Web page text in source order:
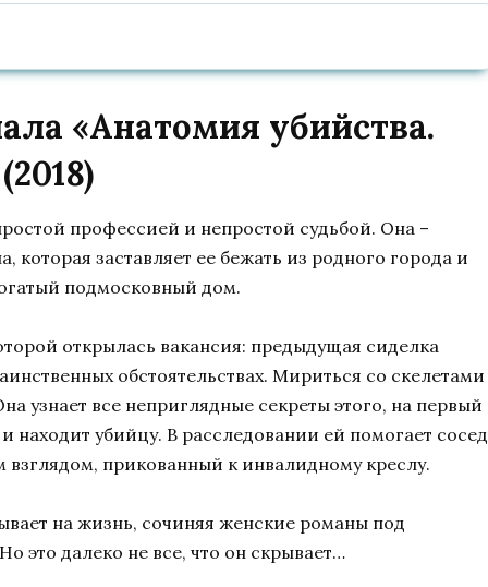
«Анатомия убийства.
профессией и непростой судьбой. Она –
которая заставляет ее бежать из родного города и
подмосковный дом.
открылась вакансия: предыдущая сиделка
обстоятельствах. Мириться со скелетами
узнает все неприглядные секреты этого, на первый
находит убийцу. В расследовании ей помогает сосед
прикованный к инвалидному креслу.
на жизнь, сочиняя женские романы под
это далеко не все, что он скрывает…